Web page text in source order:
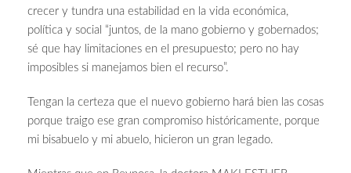
crecer y tundra una estabilidad en la vida económica,
política y social “juntos, de la mano gobierno y gobernados;
sé que hay limitaciones en el presupuesto; pero no hay
imposibles si manejamos bien el recurso”.
Tengan la certeza que el nuevo gobierno hará bien las cosas
porque traigo ese gran compromiso históricamente, porque
mi bisabuelo y mi abuelo, hicieron un gran legado.